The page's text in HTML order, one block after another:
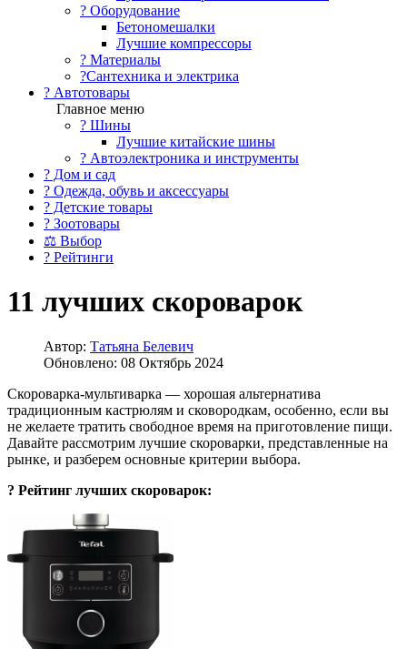
?️ Оборудование
Бетономешалки
Лучшие компрессоры
? Материалы
?Сантехника и электрика
? Автотовары
Главное меню
? Шины
Лучшие китайские шины
? Автоэлектроника и инструменты
? Дом и сад
? Одежда, обувь и аксессуары
? Детские товары
? Зоотовары
⚖ Выбор
? Рейтинги
11 лучших скороварок
Автор: Татьяна Белевич
Обновлено: 08 Октябрь 2024
Скороварка-мультиварка — хорошая альтернатива
традиционным кастрюлям и сковородкам, особенно, если вы
не желаете тратить свободное время на приготовление пищи.
Давайте рассмотрим лучшие скороварки, представленные на
рынке, и разберем основные критерии выбора.
? Рейтинг лучших скороварок: